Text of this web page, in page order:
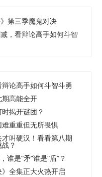
第三季魔鬼对决
，看辩论高手如何斗智
辩论高手如何斗智斗勇
高能全开
揭开谜团？
重重但无所畏惧
叫硬汉！看看第八期
？
谁是“矛”谁是“盾”？
全集正大火热开启